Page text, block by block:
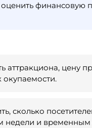
финансовую
аттракциона, цену
окупаемости.
сколько
недели и временным